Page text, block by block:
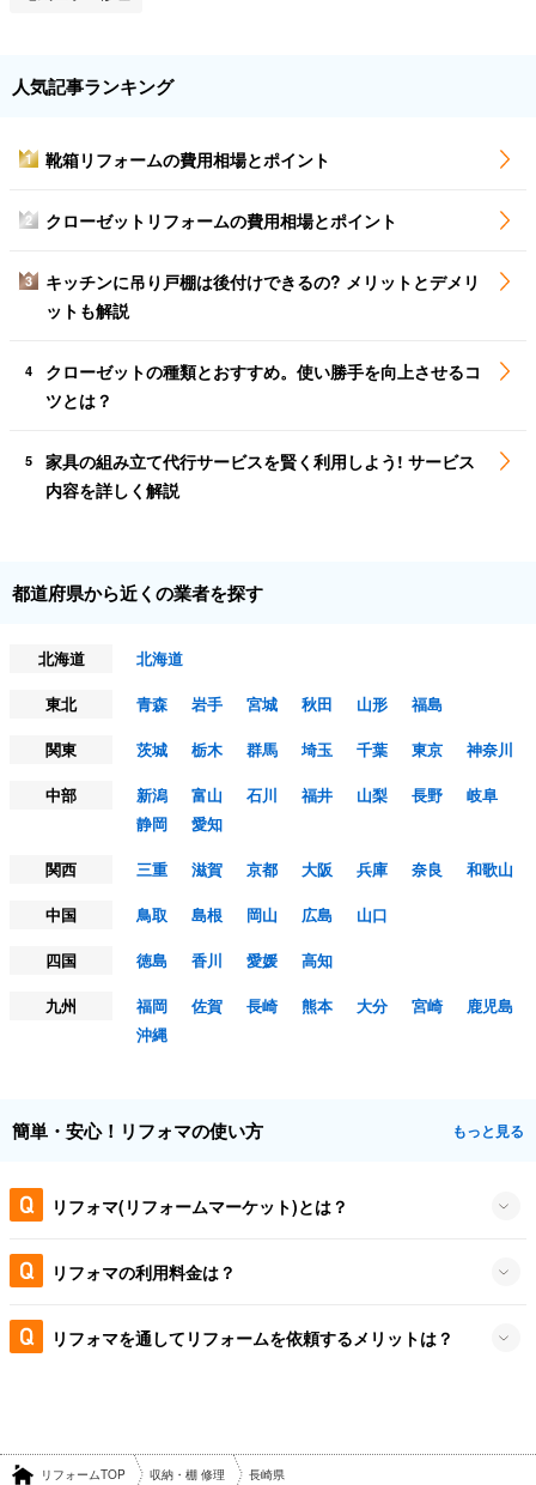
人気記事ランキング
1 靴箱リフォームの費用相場とポイント
2 クローゼットリフォームの費用相場とポイント
3
キッチンに吊り戸棚は後付けできるの? メリットとデメリ
ットも解説
4
クローゼットの種類とおすすめ。使い勝手を向上させるコ
ツとは？
5
家具の組み立て代行サービスを賢く利用しよう! サービス
内容を詳しく解説
都道府県から近くの業者を探す
北海道
北海道
東北
青森 岩手 宮城 秋田 山形
福島
関東
茨城 栃木 群馬 埼玉 千葉 東京
神奈川
中部
新潟 富山 石川 福井 山梨 長野
岐阜
静岡
愛知
関西
三重 滋賀 京都 大阪 兵庫 奈良
和歌山
中国
鳥取 島根 岡山 広島
山口
四国
徳島 香川 愛媛
高知
九州
福岡 佐賀 長崎 熊本 大分 宮崎
鹿児島
沖縄
簡単・安心！リフォマの使い方 もっと見る
リフォマ(リフォームマーケット)とは？
リフォマの利用料金は？
リフォマを通してリフォームを依頼するメリットは？
リフォームTOP 収納・棚 修理 長崎県